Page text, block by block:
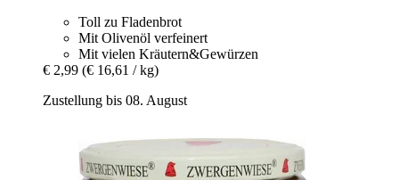
Toll zu Fladenbrot
Mit Olivenöl verfeinert
Mit vielen Kräutern&Gewürzen
€ 2,99 (€ 16,61 / kg)
Zustellung bis 08. August